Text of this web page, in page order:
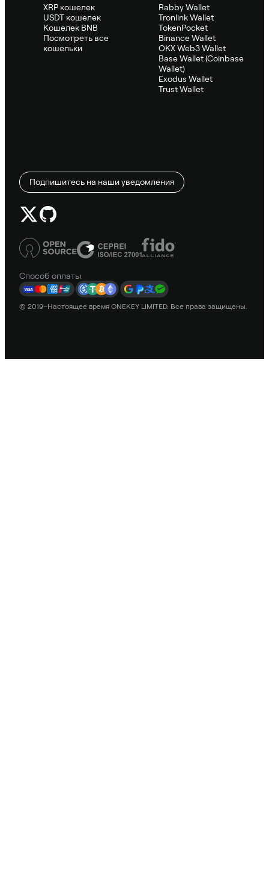
XRP кошелек
USDT кошелек
Кошелек BNB
Посмотреть все
кошельки
Rabby Wallet
Tronlink Wallet
TokenPocket
Binance Wallet
OKX Web3 Wallet
Base Wallet (Coinbase
Wallet)
Exodus Wallet
Trust Wallet
Подпишитесь на наши уведомления
Способ оплаты
© 2019–Настоящее время ONEKEY LIMITED. Все права защищены.